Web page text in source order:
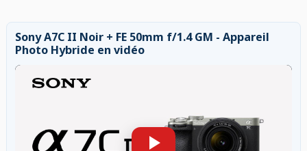
Sony A7C II Noir + FE 50mm f/1.4 GM - Appareil
Photo Hybride en vidéo